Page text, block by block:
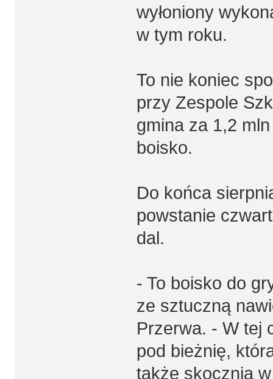
wyłoniony
w tym roku.
To nie koniec
przy Zespole
gmina za 1,2
boisko.
Do końca
powstanie
dal.
- To boisko do
ze sztuczną
Przerwa. - W tej
pod bieżnię,
także skocznia